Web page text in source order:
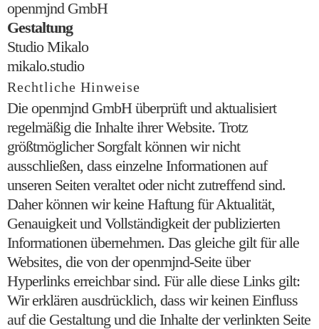
openmjnd GmbH
Gestaltung
Studio Mikalo
mikalo.studio
Rechtliche Hinweise
Die openmjnd GmbH überprüft und aktualisiert
regelmäßig die Inhalte ihrer Website. Trotz
größtmöglicher Sorgfalt können wir nicht
ausschließen, dass einzelne Informationen auf
unseren Seiten veraltet oder nicht zutreffend sind.
Daher können wir keine Haftung für Aktualität,
Genauigkeit und Vollständigkeit der publizierten
Informationen übernehmen. Das gleiche gilt für alle
Websites, die von der openmjnd-Seite über
Hyperlinks erreichbar sind. Für alle diese Links gilt:
Wir erklären ausdrücklich, dass wir keinen Einfluss
auf die Gestaltung und die Inhalte der verlinkten Seite